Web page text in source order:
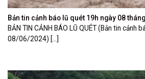
Bản tin cảnh báo lũ quét 19h ngày 08
BẢN TIN CẢNH BÁO LŨ QUÉT (Bản tin cảnh
08/06/2024) [...]